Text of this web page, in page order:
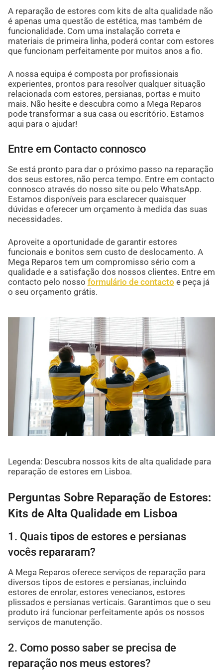
A reparação de estores com kits de alta qualidade não
é apenas uma questão de estética, mas também de
funcionalidade. Com uma instalação correta e
materiais de primeira linha, poderá contar com estores
que funcionam perfeitamente por muitos anos a fio.
A nossa equipa é composta por profissionais
experientes, prontos para resolver qualquer situação
relacionada com estores, persianas, portas e muito
mais. Não hesite e descubra como a Mega Reparos
pode transformar a sua casa ou escritório. Estamos
aqui para o ajudar!
Entre em Contacto connosco
Se está pronto para dar o próximo passo na reparação
dos seus estores, não perca tempo. Entre em contacto
connosco através do nosso site ou pelo WhatsApp.
Estamos disponíveis para esclarecer quaisquer
dúvidas e oferecer um orçamento à medida das suas
necessidades.
Aproveite a oportunidade de garantir estores
funcionais e bonitos sem custo de deslocamento. A
Mega Reparos tem um compromisso sério com a
qualidade e a satisfação dos nossos clientes. Entre em
contacto pelo nosso formulário de contacto e peça já
o seu orçamento grátis.
Legenda: Descubra nossos kits de alta qualidade para
reparação de estores em Lisboa.
Perguntas Sobre Reparação de Estores:
Kits de Alta Qualidade em Lisboa
1. Quais tipos de estores e persianas
vocês repararam?
A Mega Reparos oferece serviços de reparação para
diversos tipos de estores e persianas, incluindo
estores de enrolar, estores venecianos, estores
plissados e persianas verticais. Garantimos que o seu
produto irá funcionar perfeitamente após os nossos
serviços de manutenção.
2. Como posso saber se precisa de
reparação nos meus estores?